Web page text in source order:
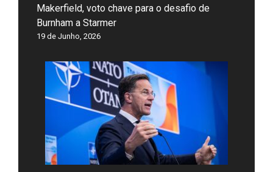
Makerfield, voto chave para o desafio de
Burnham a Starmer
19 de Junho, 2026